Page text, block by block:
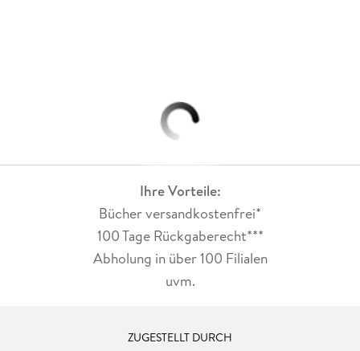
Ihre Vorteile:
Bücher versandkostenfrei*
100 Tage Rückgaberecht***
Abholung in über 100 Filialen
uvm.
ZUGESTELLT DURCH